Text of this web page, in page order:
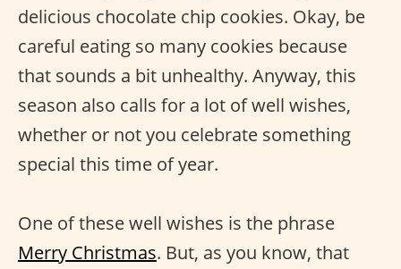
delicious chocolate chip cookies. Okay, be
careful eating so many cookies because
that sounds a bit unhealthy. Anyway, this
season also calls for a lot of well wishes,
whether or not you celebrate something
special this time of year.
One of these well wishes is the phrase
Merry Christmas. But, as you know, that